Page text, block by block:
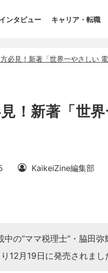
インタビュー キャリア・転職
必見！新著「世界一やさしい 電
！新著「世
KaikeiZine編集部
の”ママ税理士”・脇田
12月19日に発売されまし